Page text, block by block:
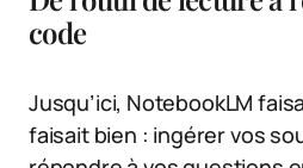
code
Jusqu’ici, NotebookLM
faisait bien : ingérer vos